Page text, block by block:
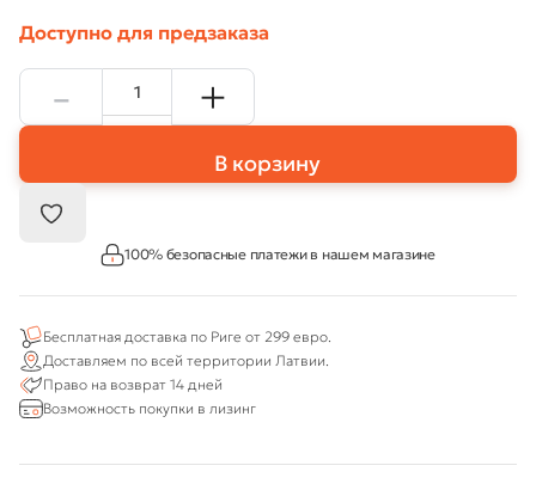
Доступно для предзаказа
В корзину
100% безопасные платежи в нашем магазине
Бесплатная доставка по Риге от 299 евро.
Доставляем по всей территории Латвии.
Право на возврат 14 дней
Возможность покупки в лизинг